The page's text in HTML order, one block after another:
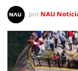
por NAU